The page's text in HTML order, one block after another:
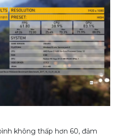
không thấp hơn 60, đảm